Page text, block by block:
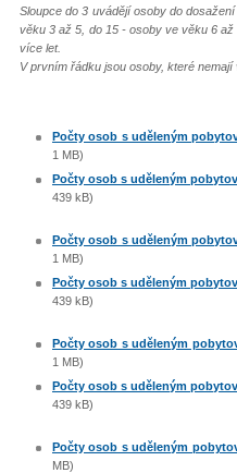
Sloupce do 3 uvádějí osoby do
věku 3 až 5, do 15 - osoby ve věku 6
více let.
V prvním řádku jsou osoby, které
Počty osob s uděleným
1 MB)
Počty osob s uděleným
439 kB)
Počty osob s uděleným
1 MB)
Počty osob s uděleným
439 kB)
Počty osob s uděleným
1 MB)
Počty osob s uděleným
439 kB)
Počty osob s uděleným
MB)